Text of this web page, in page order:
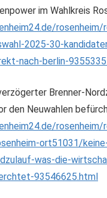
im Wahlkreis
rosenheim/
2025-30-
nach-berlin-
Brenner-
den Neuwahlen
rosenheim/
ort51031/
was-die-
93546625.html